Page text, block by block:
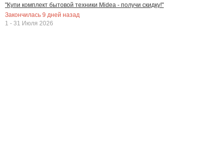
"Купи комплект бытовой техники Midea - получи скидку!"
Закончилась 9 дней назад
1 - 31 Июля 2026